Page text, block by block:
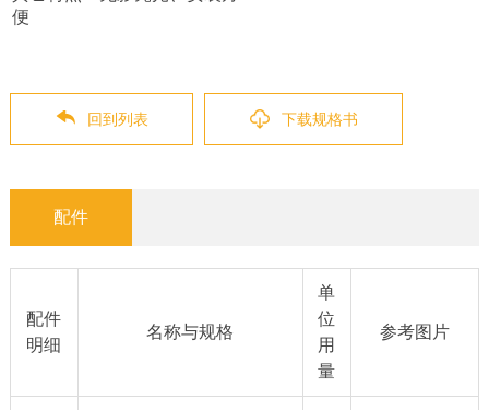
便
回到列表 下载规格书
配件
配件
明细
名称与规格
单
位
用
量
参考图片